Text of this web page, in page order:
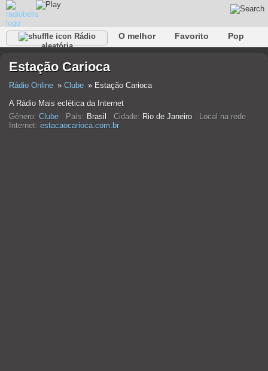
Rádio
aleatória
O melhor Favorito
Pop
Rap
Falk Jazz
Estação Carioca
Rádio Online Clube
Estação Carioca
A Rádio Mais eclética da Internet
Gênero: Clube País: Brasil Cidade: Rio de Janeiro
Local na rede
Internet: estacaocarioca.com.br